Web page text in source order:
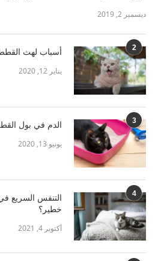
ديسمبر 2, 2019
2 أسباب لهث القطط
يناير 12, 2020
3 الدم في بول
يونيو 13, 2020
4
التنفس السريع
خطير؟
أكتوبر 4, 2021